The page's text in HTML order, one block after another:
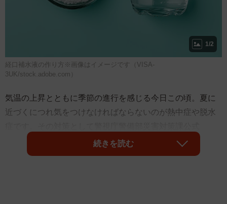
1/2
経口補水液の作り方※画像はイメージです（VISA-
3UK/stock.adobe.com）
気温の上昇とともに季節の進行を感じる今日この頃。夏に
近づくにつれ気をつけなければならないのが熱中症や脱水
X（@MPD_bousai）が経口補水液の作り方を紹介していま
続きを読む